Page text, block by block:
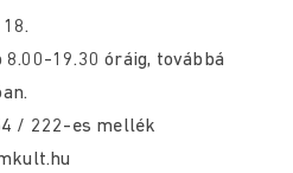
19.30 óráig, továbbá
/ 222-es mellék